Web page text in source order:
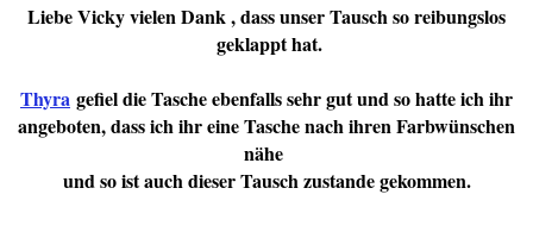
Liebe Vicky vielen Dank , dass unser Tausch so reibungslos
geklappt hat.
Thyra gefiel die Tasche ebenfalls sehr gut und so hatte ich ihr
angeboten, dass ich ihr eine Tasche nach ihren Farbwünschen
nähe
und so ist auch dieser Tausch zustande gekommen.